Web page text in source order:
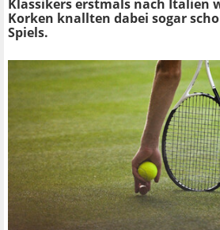
Klassikers erstmals nach Italien
Korken knallten dabei sogar
Spiels.